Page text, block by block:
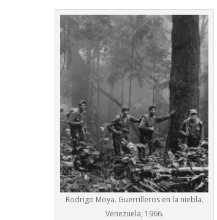
Rodrigo Moya. Guerrilleros en la niebla.
Venezuela, 1966.